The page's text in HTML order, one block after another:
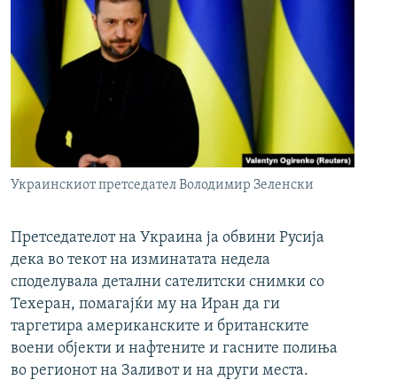
Украинскиот претседател Володимир Зеленски
Претседателот на Украина ја обвини Русија
дека во текот на изминатата недела
споделувала детални сателитски снимки со
Техеран, помагајќи му на Иран да ги
таргетира американските и британските
воени објекти и нафтените и гасните полиња
во регионот на Заливот и на други места.